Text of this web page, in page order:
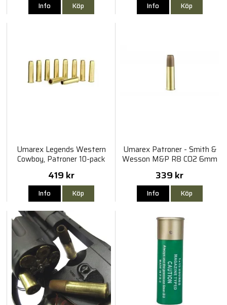
Info Köp Info Köp
Umarex Legends Western
Cowboy, Patroner 10-pack
6mm
419 kr
Info Köp
Umarex Patroner - Smith &
Wesson M&P R8 CO2 6mm
8st
339 kr
Info Köp